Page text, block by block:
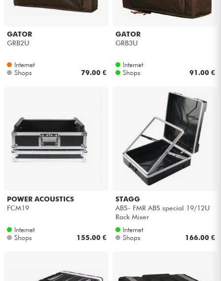
GATOR
GRB2U
Internet
Shops
79.00 €
GATOR
GRB3U
Internet
Shops
91.00 €
POWER ACOUSTICS
FCM19
Internet
Shops
155.00 €
STAGG
ABS- FMR ABS special 19/12U
Rack Mixer
Internet
Shops
166.00 €